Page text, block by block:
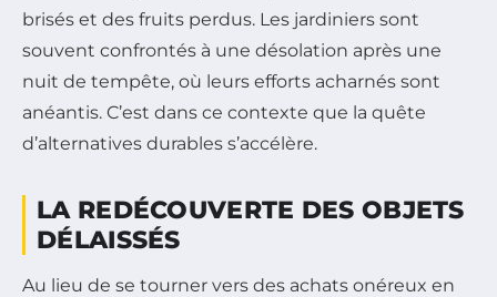
brisés et des fruits perdus. Les jardiniers sont
souvent confrontés à une désolation après une
nuit de tempête, où leurs efforts acharnés sont
anéantis. C’est dans ce contexte que la quête
d’alternatives durables s’accélère.
LA REDÉCOUVERTE DES OBJETS
DÉLAISSÉS
Au lieu de se tourner vers des achats onéreux en